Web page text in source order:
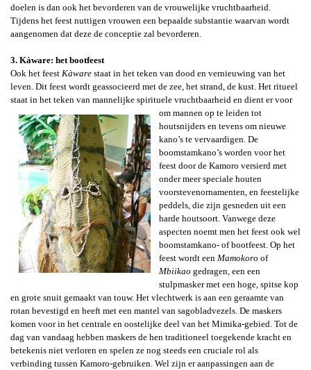
doelen is dan ook het bevorderen van de vrouwelijke vruchtbaarheid.
Tijdens het feest nuttigen vrouwen een bepaalde substantie waarvan wordt
aangenomen dat deze de conceptie zal bevorderen.
3. Kàware: het bootfeest
Ook het feest Kàware staat in het teken van dood en vernieuwing van het
leven. Dit feest wordt geassocieerd met de zee, het strand, de kust. Het ritueel
staat in het teken van mannelijke spirituele vruchtbaarheid en dient er voor
om mannen op te leiden tot
houtsnijders en tevens om nieuwe
kano’s te vervaardigen. De
boomstamkano’s worden voor het
feest door de Kamoro versierd met
onder meer speciale houten
voorstevenornamenten, en feestelijke
peddels, die zijn gesneden uit een
harde houtsoort. Vanwege deze
aspecten noemt men het feest ook wel
boomstamkano- of bootfeest. Op het
feest wordt een Mamokoro of
Mbiikao gedragen, een een
stulpmasker met een hoge, spitse kop
en grote snuit gemaakt van touw. Het vlechtwerk is aan een geraamte van
rotan bevestigd en heeft met een mantel van sagobladvezels. De maskers
komen voor in het centrale en oostelijke deel van het Mimika-gebied. Tot de
dag van vandaag hebben maskers de hen traditioneel toegekende kracht en
betekenis niet verloren en spelen ze nog steeds een cruciale rol als
verbinding tussen Kamoro-gebruiken. Wel zijn er aanpassingen aan de